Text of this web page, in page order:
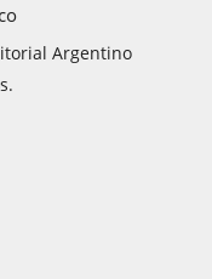
Argentino